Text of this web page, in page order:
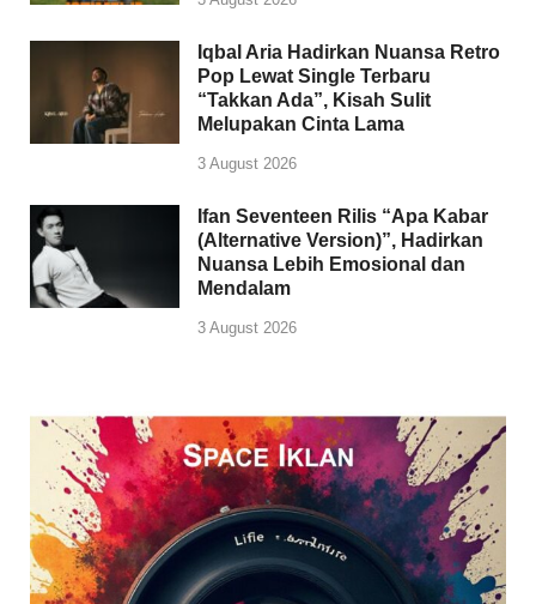
Iqbal Aria Hadirkan Nuansa Retro
Pop Lewat Single Terbaru
“Takkan Ada”, Kisah Sulit
Melupakan Cinta Lama
3 August 2026
Ifan Seventeen Rilis “Apa Kabar
(Alternative Version)”, Hadirkan
Nuansa Lebih Emosional dan
Mendalam
3 August 2026